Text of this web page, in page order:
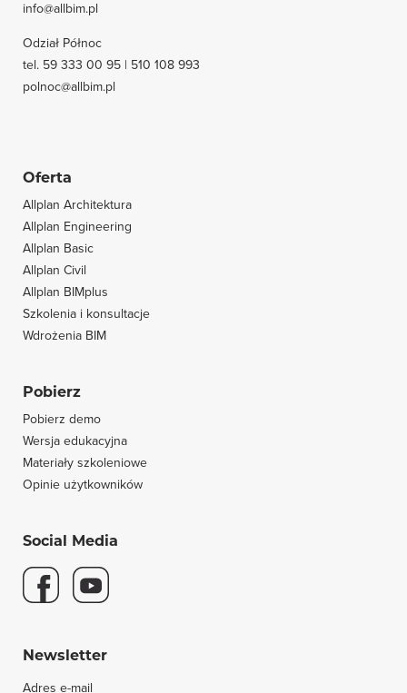
info@allbim.pl
Odział Północ
tel. 59 333 00 95 | 510 108 993
polnoc@allbim.pl
Oferta
Allplan Architektura
Allplan Engineering
Allplan Basic
Allplan Civil
Allplan BIMplus
Szkolenia i konsultacje
Wdrożenia BIM
Pobierz
Pobierz demo
Wersja edukacyjna
Materiały szkoleniowe
Opinie użytkowników
Social Media
Newsletter
Adres e-mail